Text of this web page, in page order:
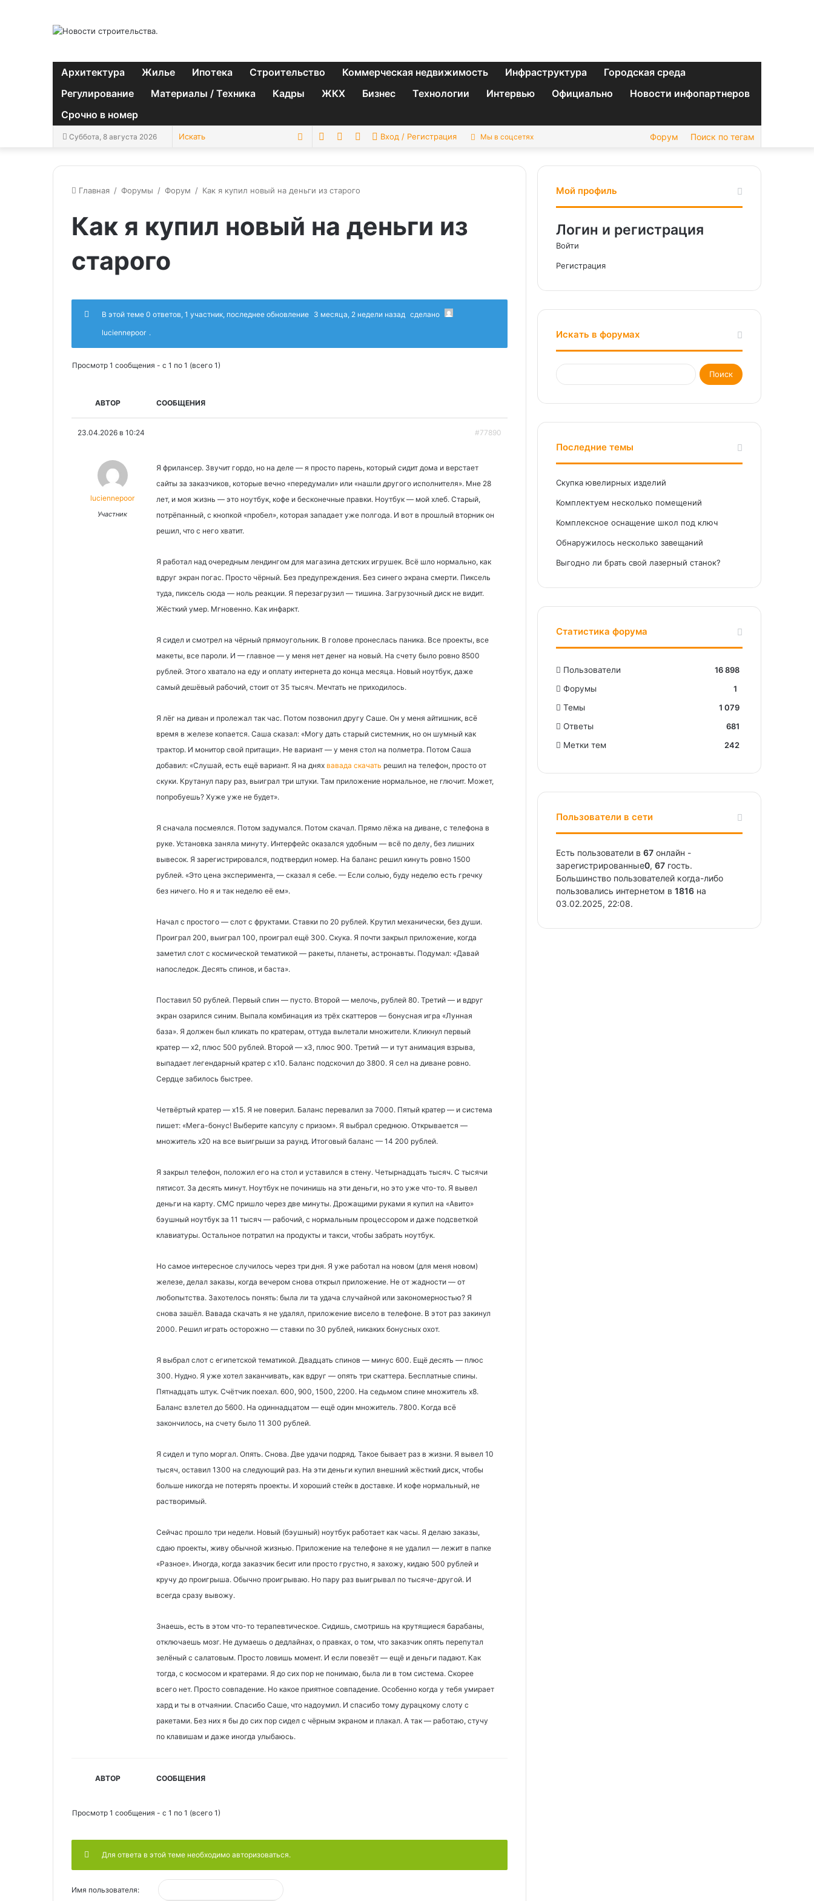
Архитектура Жилье Ипотека Строительство Коммерческая недвижимость Инфраструктура
Городская среда
Регулирование
Материалы / Техника Кадры ЖКХ Бизнес Технологии Интервью Официально
Новости инфопартнеров
Срочно в номер
Суббота, 8 августа 2026 Искать SwitchSidebarСлучайная
Вход / Регистрация Мы в соцсетях Форум Поиск по тегам
Главная / Форумы / Форум / Как я купил новый на деньги из старого
Как я купил новый на деньги из
старого
В этой теме 0 ответов, 1 участник, последнее обновление 3 месяца, 2 недели назад сделано
luciennepoor .
Просмотр 1 сообщения - с 1 по 1 (всего 1)
АВТОР СООБЩЕНИЯ
23.04.2026 в 10:24 #77890
luciennepoor
Участник
Я фрилансер. Звучит гордо, но на деле — я просто парень, который сидит дома и верстает
сайты за заказчиков, которые вечно «передумали» или «нашли другого исполнителя». Мне 28
лет, и моя жизнь — это ноутбук, кофе и бесконечные правки. Ноутбук — мой хлеб. Старый,
потрёпанный, с кнопкой «пробел», которая западает уже полгода. И вот в прошлый вторник он
решил, что с него хватит.
Я работал над очередным лендингом для магазина детских игрушек. Всё шло нормально, как
вдруг экран погас. Просто чёрный. Без предупреждения. Без синего экрана смерти. Пиксель
туда, пиксель сюда — ноль реакции. Я перезагрузил — тишина. Загрузочный диск не видит.
Жёсткий умер. Мгновенно. Как инфаркт.
Я сидел и смотрел на чёрный прямоугольник. В голове пронеслась паника. Все проекты, все
макеты, все пароли. И — главное — у меня нет денег на новый. На счету было ровно 8500
рублей. Этого хватало на еду и оплату интернета до конца месяца. Новый ноутбук, даже
самый дешёвый рабочий, стоит от 35 тысяч. Мечтать не приходилось.
Я лёг на диван и пролежал так час. Потом позвонил другу Саше. Он у меня айтишник, всё
время в железе копается. Саша сказал: «Могу дать старый системник, но он шумный как
трактор. И монитор свой притащи». Не вариант — у меня стол на полметра. Потом Саша
добавил: «Слушай, есть ещё вариант. Я на днях вавада скачать решил на телефон, просто от
скуки. Крутанул пару раз, выиграл три штуки. Там приложение нормальное, не глючит. Может,
попробуешь? Хуже уже не будет».
Я сначала посмеялся. Потом задумался. Потом скачал. Прямо лёжа на диване, с телефона в
руке. Установка заняла минуту. Интерфейс оказался удобным — всё по делу, без лишних
вывесок. Я зарегистрировался, подтвердил номер. На баланс решил кинуть ровно 1500
рублей. «Это цена эксперимента, — сказал я себе. — Если солью, буду неделю есть гречку
без ничего. Но я и так неделю её ем».
Начал с простого — слот с фруктами. Ставки по 20 рублей. Крутил механически, без души.
Проиграл 200, выиграл 100, проиграл ещё 300. Скука. Я почти закрыл приложение, когда
заметил слот с космической тематикой — ракеты, планеты, астронавты. Подумал: «Давай
напоследок. Десять спинов, и баста».
Поставил 50 рублей. Первый спин — пусто. Второй — мелочь, рублей 80. Третий — и вдруг
экран озарился синим. Выпала комбинация из трёх скаттеров — бонусная игра «Лунная
база». Я должен был кликать по кратерам, оттуда вылетали множители. Кликнул первый
кратер — х2, плюс 500 рублей. Второй — х3, плюс 900. Третий — и тут анимация взрыва,
выпадает легендарный кратер с х10. Баланс подскочил до 3800. Я сел на диване ровно.
Сердце забилось быстрее.
Четвёртый кратер — х15. Я не поверил. Баланс перевалил за 7000. Пятый кратер — и система
пишет: «Мега-бонус! Выберите капсулу с призом». Я выбрал среднюю. Открывается —
множитель х20 на все выигрыши за раунд. Итоговый баланс — 14 200 рублей.
Я закрыл телефон, положил его на стол и уставился в стену. Четырнадцать тысяч. С тысячи
пятисот. За десять минут. Ноутбук не починишь на эти деньги, но это уже что-то. Я вывел
деньги на карту. СМС пришло через две минуты. Дрожащими руками я купил на «Авито»
бэушный ноутбук за 11 тысяч — рабочий, с нормальным процессором и даже подсветкой
клавиатуры. Остальное потратил на продукты и такси, чтобы забрать ноутбук.
Но самое интересное случилось через три дня. Я уже работал на новом (для меня новом)
железе, делал заказы, когда вечером снова открыл приложение. Не от жадности — от
любопытства. Захотелось понять: была ли та удача случайной или закономерностью? Я
снова зашёл. Вавада скачать я не удалял, приложение висело в телефоне. В этот раз закинул
2000. Решил играть осторожно — ставки по 30 рублей, никаких бонусных охот.
Я выбрал слот с египетской тематикой. Двадцать спинов — минус 600. Ещё десять — плюс
300. Нудно. Я уже хотел заканчивать, как вдруг — опять три скаттера. Бесплатные спины.
Пятнадцать штук. Счётчик поехал. 600, 900, 1500, 2200. На седьмом спине множитель х8.
Баланс взлетел до 5600. На одиннадцатом — ещё один множитель. 7800. Когда всё
закончилось, на счету было 11 300 рублей.
Я сидел и тупо моргал. Опять. Снова. Две удачи подряд. Такое бывает раз в жизни. Я вывел 10
тысяч, оставил 1300 на следующий раз. На эти деньги купил внешний жёсткий диск, чтобы
больше никогда не потерять проекты. И хороший стейк в доставке. И кофе нормальный, не
растворимый.
Сейчас прошло три недели. Новый (бэушный) ноутбук работает как часы. Я делаю заказы,
сдаю проекты, живу обычной жизнью. Приложение на телефоне я не удалил — лежит в папке
«Разное». Иногда, когда заказчик бесит или просто грустно, я захожу, кидаю 500 рублей и
кручу до проигрыша. Обычно проигрываю. Но пару раз выигрывал по тысяче-другой. И
всегда сразу вывожу.
Знаешь, есть в этом что-то терапевтическое. Сидишь, смотришь на крутящиеся барабаны,
отключаешь мозг. Не думаешь о дедлайнах, о правках, о том, что заказчик опять перепутал
зелёный с салатовым. Просто ловишь момент. И если повезёт — ещё и деньги падают. Как
тогда, с космосом и кратерами. Я до сих пор не понимаю, была ли в том система. Скорее
всего нет. Просто совпадение. Но какое приятное совпадение. Особенно когда у тебя умирает
хард и ты в отчаянии. Спасибо Саше, что надоумил. И спасибо тому дурацкому слоту с
ракетами. Без них я бы до сих пор сидел с чёрным экраном и плакал. А так — работаю, стучу
по клавишам и даже иногда улыбаюсь.
АВТОР СООБЩЕНИЯ
Просмотр 1 сообщения - с 1 по 1 (всего 1)
Для ответа в этой теме необходимо авторизоваться.
Имя пользователя:
Мой профиль
Логин и регистрация
Войти
Регистрация
Искать в форумах
Последние темы
Скупка ювелирных изделий
Комплектуем несколько помещений
Комплексное оснащение школ под ключ
Обнаружилось несколько завещаний
Выгодно ли брать свой лазерный станок?
Статистика форума
Пользователи
16 898
Форумы
1
Темы
1 079
Ответы
681
Метки тем
242
Пользователи в сети
Есть пользователи в67 онлайн -
зарегистрированные0,67 гость.
Большинство пользователей когда-либо
пользовались интернетом в1816 на
03.02.2025, 22:08.